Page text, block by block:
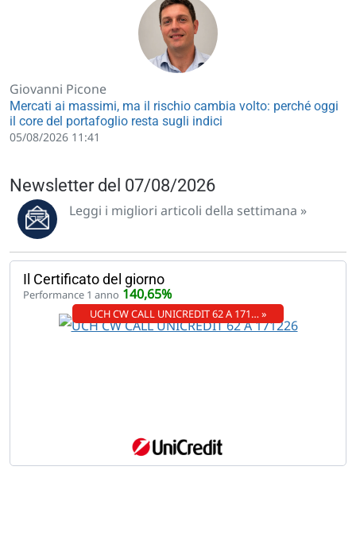
Giovanni Picone
Mercati ai massimi, ma il rischio cambia volto: perché oggi
il core del portafoglio resta sugli indici
05/08/2026 11:41
Newsletter del 07/08/2026
Leggi i migliori articoli della settimana »
Il Certificato del giorno
Performance 1 anno 140,65%
UCH CW CALL UNICREDIT 62 A 171… »